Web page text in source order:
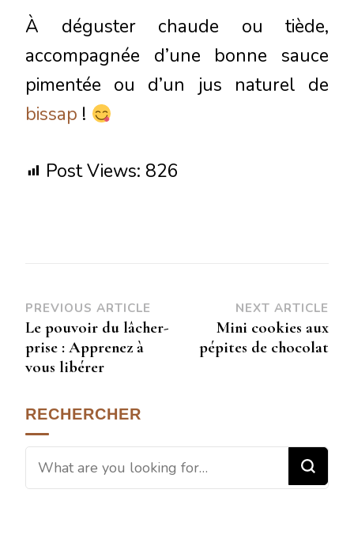
À déguster chaude ou tiède,
accompagnée d’une bonne sauce
pimentée ou d’un jus naturel de
bissap !
Post Views: 826
PREVIOUS ARTICLE
Le pouvoir du lâcher-
prise : Apprenez à
vous libérer
NEXT ARTICLE
Mini cookies aux
pépites de chocolat
RECHERCHER